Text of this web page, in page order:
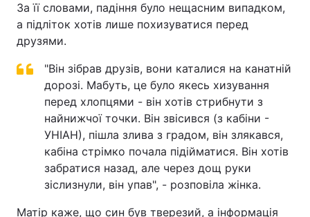
За її словами, падіння було нещасним випадком,
а підліток хотів лише похизуватися перед
друзями.
"Він зібрав друзів, вони каталися на канатній
дорозі. Мабуть, це було якесь хизування
перед хлопцями - він хотів стрибнути з
найнижчої точки. Він звісився (з кабіни -
УНІАН), пішла злива з градом, він злякався,
кабіна стрімко почала підійматися. Він хотів
забратися назад, але через дощ руки
зіслизнули, він упав", - розповіла жінка.
Матір каже, що син був тверезий, а інформація